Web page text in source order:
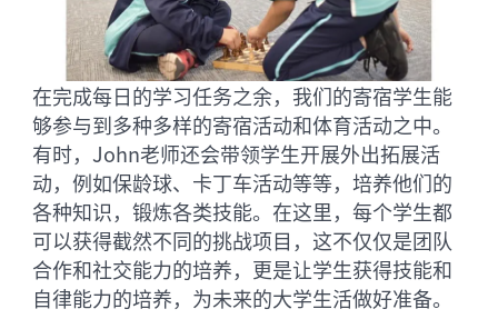
在完成每日的学习任务之余，我们的寄宿学生能
够参与到多种多样的寄宿活动和体育活动之中。
有时，John老师还会带领学生开展外出拓展活
动，例如保龄球、卡丁车活动等等，培养他们的
各种知识，锻炼各类技能。在这里，每个学生都
可以获得截然不同的挑战项目，这不仅仅是团队
合作和社交能力的培养，更是让学生获得技能和
自律能力的培养，为未来的大学生活做好准备。